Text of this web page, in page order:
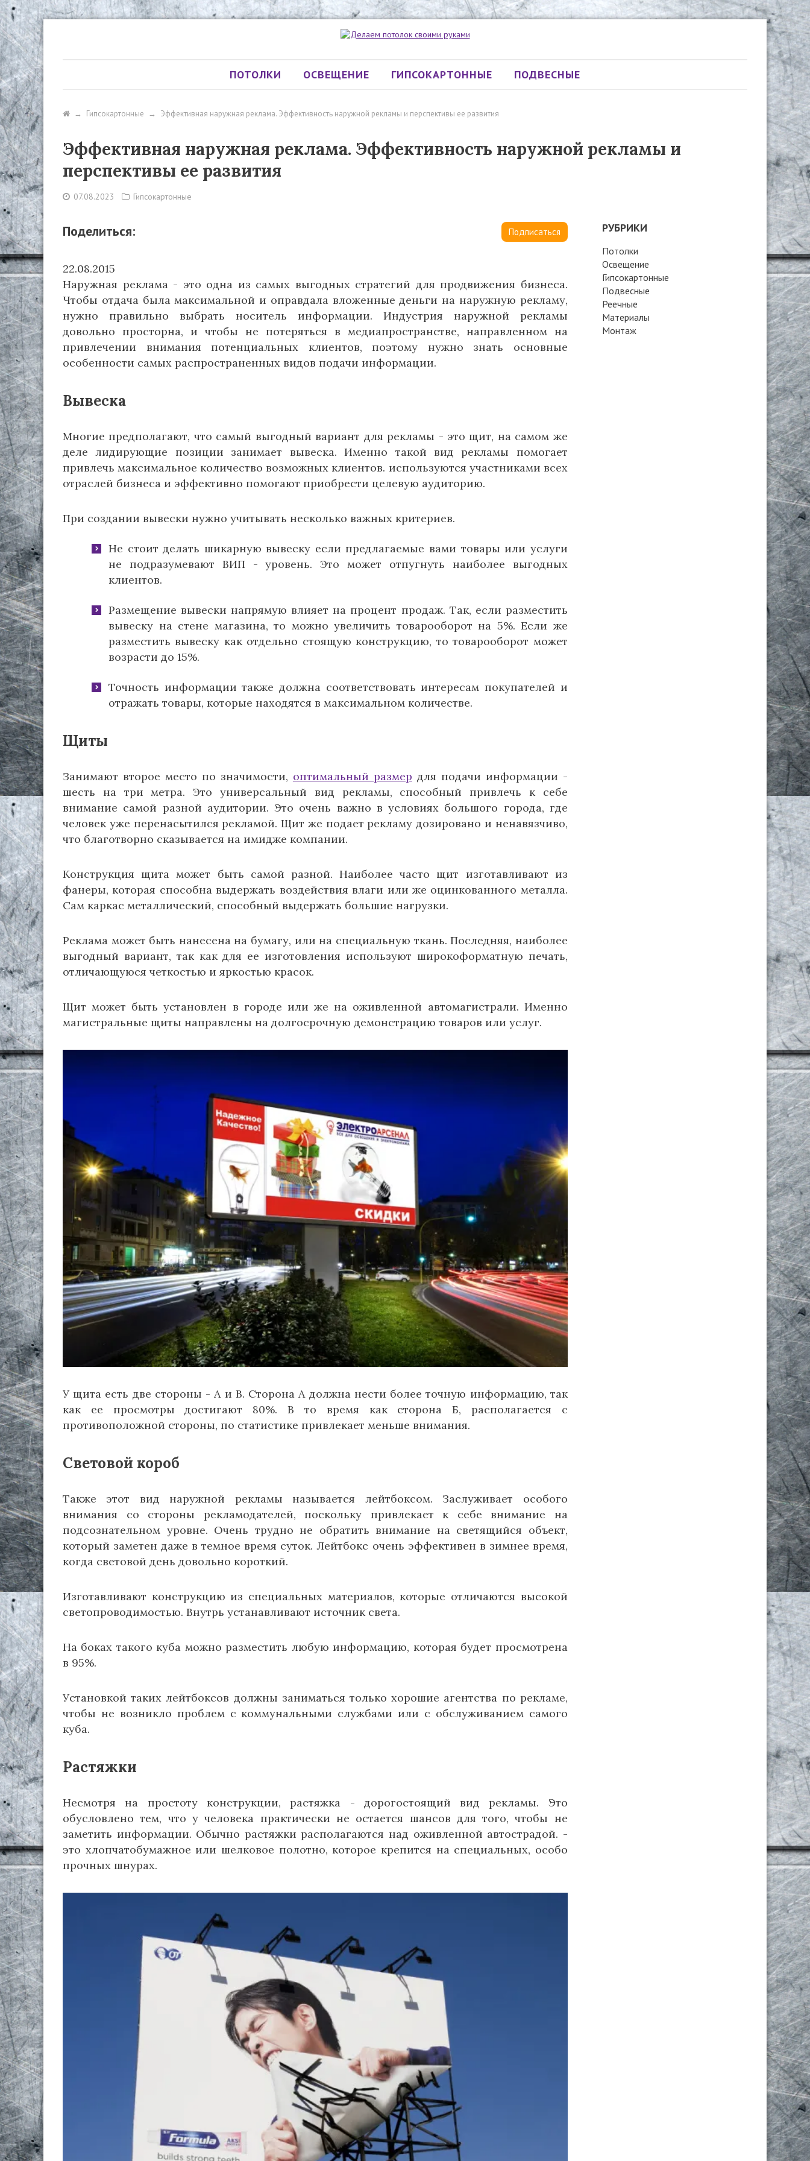
ПОТОЛКИ ОСВЕЩЕНИЕ ГИПСОКАРТОННЫЕ ПОДВЕСНЫЕ
→ Гипсокартонные → Эффективная наружная реклама. Эффективность наружной рекламы и перспективы ее развития
Эффективная наружная реклама. Эффективность наружной рекламы и
перспективы ее развития
07.08.2023 Гипсокартонные
Поделиться: Подписаться
22.08.2015
Наружная реклама - это одна из самых выгодных стратегий для продвижения бизнеса.
Чтобы отдача была максимальной и оправдала вложенные деньги на наружную рекламу,
нужно правильно выбрать носитель информации. Индустрия наружной рекламы
довольно просторна, и чтобы не потеряться в медиапространстве, направленном на
привлечении внимания потенциальных клиентов, поэтому нужно знать основные
особенности самых распространенных видов подачи информации.
Вывеска
Многие предполагают, что самый выгодный вариант для рекламы - это щит, на самом же
деле лидирующие позиции занимает вывеска. Именно такой вид рекламы помогает
привлечь максимальное количество возможных клиентов. используются участниками всех
отраслей бизнеса и эффективно помогают приобрести целевую аудиторию.
При создании вывески нужно учитывать несколько важных критериев.
Не стоит делать шикарную вывеску если предлагаемые вами товары или услуги
не подразумевают ВИП - уровень. Это может отпугнуть наиболее выгодных
клиентов.
Размещение вывески напрямую влияет на процент продаж. Так, если разместить
вывеску на стене магазина, то можно увеличить товарооборот на 5%. Если же
разместить вывеску как отдельно стоящую конструкцию, то товарооборот может
возрасти до 15%.
Точность информации также должна соответствовать интересам покупателей и
отражать товары, которые находятся в максимальном количестве.
Щиты
Занимают второе место по значимости, оптимальный размер для подачи информации -
шесть на три метра. Это универсальный вид рекламы, способный привлечь к себе
внимание самой разной аудитории. Это очень важно в условиях большого города, где
человек уже перенасытился рекламой. Щит же подает рекламу дозировано и ненавязчиво,
что благотворно сказывается на имидже компании.
Конструкция щита может быть самой разной. Наиболее часто щит изготавливают из
фанеры, которая способна выдержать воздействия влаги или же оцинкованного металла.
Сам каркас металлический, способный выдержать большие нагрузки.
Реклама может быть нанесена на бумагу, или на специальную ткань. Последняя, наиболее
выгодный вариант, так как для ее изготовления используют широкоформатную печать,
отличающуюся четкостью и яркостью красок.
Щит может быть установлен в городе или же на оживленной автомагистрали. Именно
магистральные щиты направлены на долгосрочную демонстрацию товаров или услуг.
У щита есть две стороны - А и В. Сторона А должна нести более точную информацию, так
как ее просмотры достигают 80%. В то время как сторона Б, располагается с
противоположной стороны, по статистике привлекает меньше внимания.
Световой короб
Также этот вид наружной рекламы называется лейтбоксом. Заслуживает особого
внимания со стороны рекламодателей, поскольку привлекает к себе внимание на
подсознательном уровне. Очень трудно не обратить внимание на светящийся объект,
который заметен даже в темное время суток. Лейтбокс очень эффективен в зимнее время,
когда световой день довольно короткий.
Изготавливают конструкцию из специальных материалов, которые отличаются высокой
светопроводимостью. Внутрь устанавливают источник света.
На боках такого куба можно разместить любую информацию, которая будет просмотрена
в 95%.
Установкой таких лейтбоксов должны заниматься только хорошие агентства по рекламе,
чтобы не возникло проблем с коммунальными службами или с обслуживанием самого
куба.
Растяжки
Несмотря на простоту конструкции, растяжка - дорогостоящий вид рекламы. Это
обусловлено тем, что у человека практически не остается шансов для того, чтобы не
заметить информации. Обычно растяжки располагаются над оживленной автострадой. -
это хлопчатобумажное или шелковое полотно, которое крепится на специальных, особо
прочных шнурах.
РУБРИКИ
Потолки
Освещение
Гипсокартонные
Подвесные
Реечные
Материалы
Монтаж